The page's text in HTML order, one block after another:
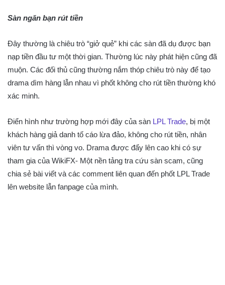
Sàn ngăn bạn rút tiền
Đây thường là chiêu trò “giở quẻ” khi các sàn đã dụ được bạn
nạp tiền đầu tư một thời gian. Thường lúc này phát hiện cũng đã
muộn. Các đối thủ cũng thường nắm thóp chiêu trò này để tạo
drama dìm hàng lẫn nhau vì phốt không cho rút tiền thường khó
xác minh.
Điển hình như trường hợp mới đây của sàn LPL Trade, bị một
khách hàng giả danh tố cáo lừa đảo, không cho rút tiền, nhân
viên tư vấn thì vòng vo. Drama được đẩy lên cao khi có sự
tham gia của WikiFX- Một nền tảng tra cứu sàn scam, cũng
chia sẻ bài viết và các comment liên quan đến phốt LPL Trade
lên website lẫn fanpage của mình.